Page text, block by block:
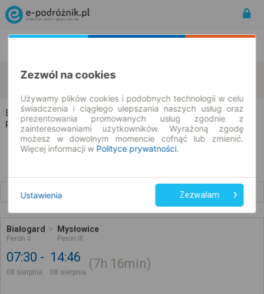
Białogard Mysłowice
Białogard → Mysłowice
Rozkład jazdy i bilety
Białogard
Peron II
Mysłowice
Peron III
07:30
08 sierpnia
14:46
08 sierpnia
7h 16min
Zezwól na cookies
Używamy plików cookies i podobnych technologii w celu
świadczenia i ciągłego ulepszania naszych usług oraz
prezentowania promowanych usług zgodnie z
zainteresowaniami użytkowników. Wyrażoną zgodę
możesz w dowolnym momencie cofnąć lub zmienić.
Więcej informacji w Polityce prywatności.
Ustawienia Zezwalam